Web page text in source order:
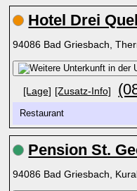
Hotel Drei
94086 Bad Griesbach,
[Lage] [Zusatz-Info]
Restaurant
Pension St.
94086 Bad Griesbach,